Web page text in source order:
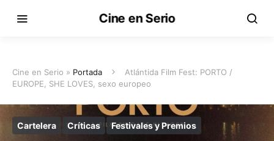
Cine en Serio
Cine en Serio » Portada
Atlántida Film Fest: PORTO /
EUROPE, SHE LOVES, sexo europeo
Cartelera Críticas Festivales y Premios